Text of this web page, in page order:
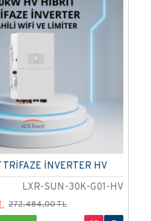
LXR-SUN-30K-G01-HV
İNVERTER HV
272.484,00 TL